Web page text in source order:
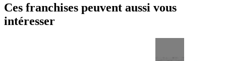
Ces franchises peuvent aussi vous
intéresser